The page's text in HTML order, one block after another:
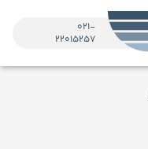
021-
22015257